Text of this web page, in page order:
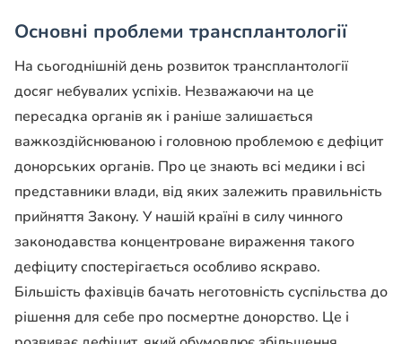
Основні проблеми трансплантології
На сьогоднішній день розвиток трансплантології
досяг небувалих успіхів. Незважаючи на це
пересадка органів як і раніше залишається
важкоздійснюваною і головною проблемою є дефіцит
донорських органів. Про це знають всі медики і всі
представники влади, від яких залежить правильність
прийняття Закону. У нашій країні в силу чинного
законодавства концентроване вираження такого
дефіциту спостерігається особливо яскраво.
Більшість фахівців бачать неготовність суспільства до
рішення для себе про посмертне донорство. Це і